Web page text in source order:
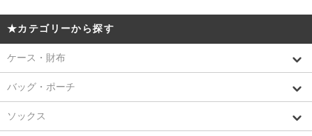
★カテゴリーから探す
ケース・財布
バッグ・ポーチ
ソックス